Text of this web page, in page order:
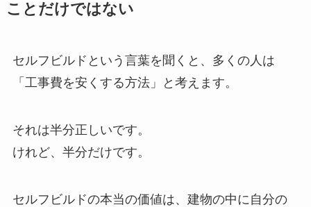
ことだけではない
セルフビルドという言葉を聞くと、多くの人は
「工事費を安くする方法」と考えます。
それは半分正しいです。
けれど、半分だけです。
セルフビルドの本当の価値は、建物の中に自分の